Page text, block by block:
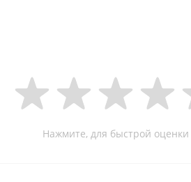
Нажмите, для быстрой оценки